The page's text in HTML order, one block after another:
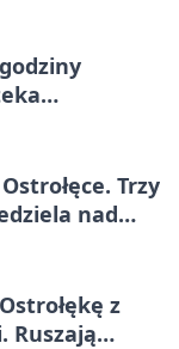
Trzy
nad
z
Ruszają